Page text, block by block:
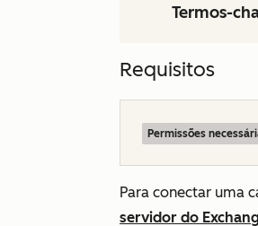
Termos-
Requisitos
Permissões
Para conectar uma
servidor do